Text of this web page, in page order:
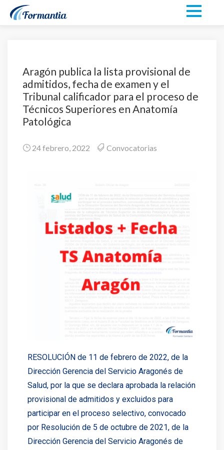
Aragón publica la lista provisional de
admitidos, fecha de examen y el
Tribunal calificador para el proceso de
Técnicos Superiores en Anatomía
Patológica
24 febrero, 2022 Convocatorias
RESOLUCIÓN de 11 de febrero de 2022, de la
Dirección Gerencia del Servicio Aragonés de
Salud, por la que se declara aprobada la relación
provisional de admitidos y excluidos para
participar en el proceso selectivo, convocado
por Resolución de 5 de octubre de 2021, de la
Dirección Gerencia del Servicio Aragonés de